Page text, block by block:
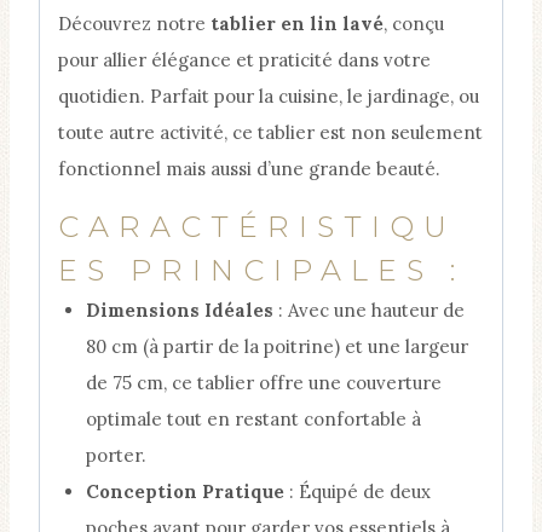
Découvrez notre tablier en lin lavé, conçu
pour allier élégance et praticité dans votre
quotidien. Parfait pour la cuisine, le jardinage, ou
toute autre activité, ce tablier est non seulement
fonctionnel mais aussi d’une grande beauté.
CARACTÉRISTIQU
ES PRINCIPALES :
Dimensions Idéales : Avec une hauteur de
80 cm (à partir de la poitrine) et une largeur
de 75 cm, ce tablier offre une couverture
optimale tout en restant confortable à
porter.
Conception Pratique: Équipé de deux
poches avant pour garder vos essentiels à